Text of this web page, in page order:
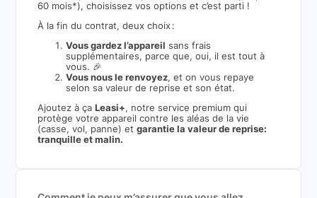
60 mois*), choisissez vos options et c’est parti !
À la fin du contrat, deux choix :
Vous gardez l’appareil sans frais
supplémentaires, parce que, oui, il est tout à
vous. 🎉
Vous nous le renvoyez, et on vous repaye
selon sa valeur de reprise et son état.
Ajoutez à ça Leasi+, notre service premium qui
protège votre appareil contre les aléas de la vie
(casse, vol, panne) etgarantie la valeur de reprise:
tranquille et malin.